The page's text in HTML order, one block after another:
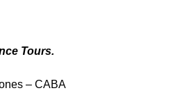
Tours.
– CABA